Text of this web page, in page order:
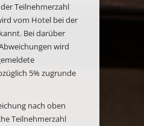
Teilnehmerzahl
vom Hotel bei der
Bei darüber
wird
5% zugrunde
nach oben
Teilnehmerzahl